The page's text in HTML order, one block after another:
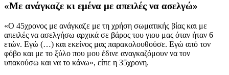
«Με ανάγκαζε κι εμένα με απειλές να ασελγώ»
«Ο 45χρονος με ανάγκαζε με τη χρήση σωματικής βίας και με
απειλές να ασελγήσω αρχικά σε βάρος του γιου μας όταν ήταν 6
ετών. Εγώ (…) και εκείνος μας παρακολουθούσε. Εγώ από τον
φόβο και με το ξύλο που μου έδινε αναγκαζόμουν να τον
υπακούσω και να το κάνω», είπε η 35χρονη.